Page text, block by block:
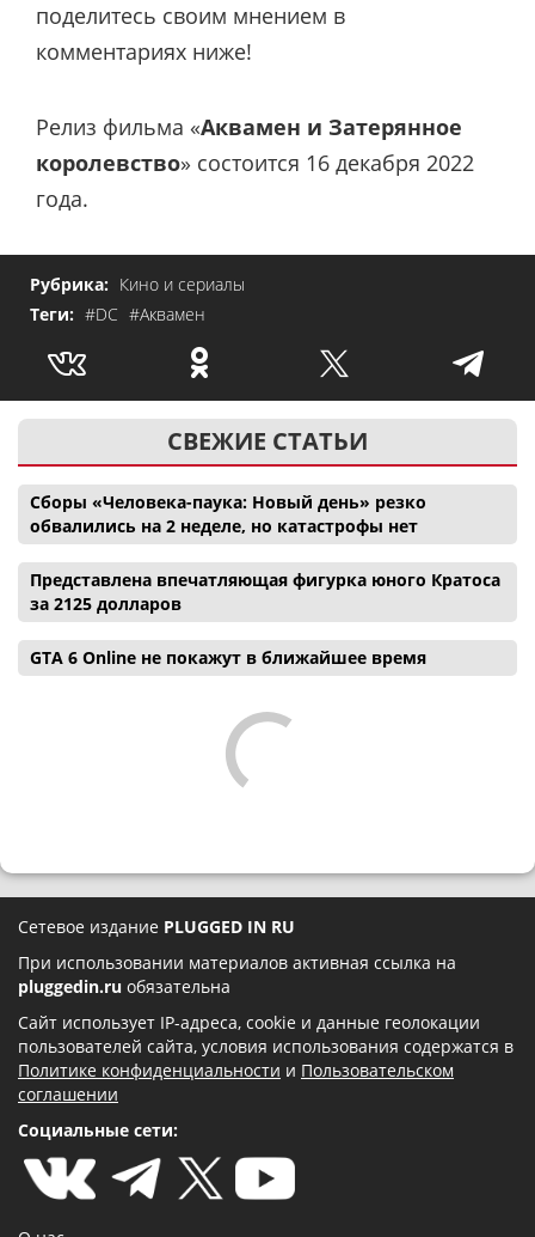
поделитесь своим мнением в
комментариях ниже!
Релиз фильма «Аквамен и Затерянное
королевство» состоится 16 декабря 2022
года.
Рубрика: Кино и сериалы
Теги: #DC #Аквамен
СВЕЖИЕ СТАТЬИ
Сборы «Человека-паука: Новый день» резко
обвалились на 2 неделе, но катастрофы нет
Представлена впечатляющая фигурка юного Кратоса
за 2125 долларов
GTA 6 Online не покажут в ближайшее время
Сетевое издание PLUGGED IN RU
При использовании материалов активная ссылка на
pluggedin.ru обязательна
Сайт использует IP-адреса, cookie и данные геолокации
пользователей сайта, условия использования содержатся в
Политике конфиденциальности и Пользовательском
соглашении
Социальные сети: